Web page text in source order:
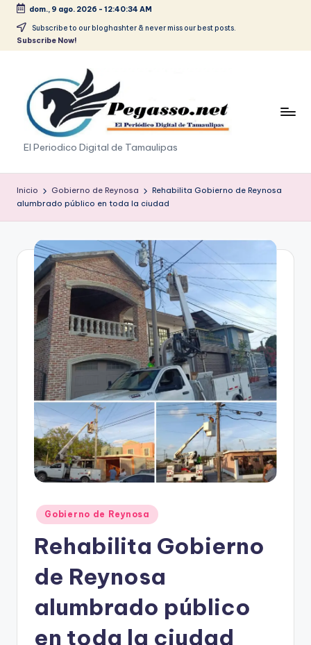
Saltar
dom., 9 ago. 2026 - 12:40:35 AM
Subscribe to our bloghashter & never miss our best posts.
Subscribe Now!
p
e
g
a
o
p
El Periodico Digital de Tamaulipas
Inicio Gobierno de Reynosa
Rehabilita Gobierno de Reynosa
alumbrado público en toda la ciudad
Publicado
en
Gobierno de Reynosa
Rehabilita Gobierno
de Reynosa
alumbrado público
en toda la ciudad